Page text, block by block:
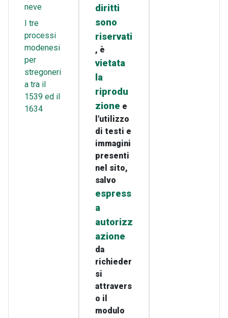
neve
I tre
processi
modenesi
per
stregoneri
a tra il
1539 ed il
1634
diritti
sono
riservati
, è
vietata
la
riprodu
zione e
l'utilizzo
di testi e
immagini
presenti
nel sito,
salvo
espress
a
autorizz
azione
da
richieder
si
attravers
o il
modulo